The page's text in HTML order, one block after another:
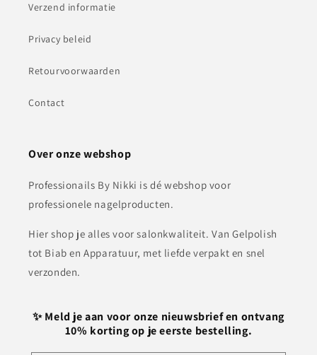
Verzend informatie
Privacy beleid
Retourvoorwaarden
Contact
Over onze webshop
Professionails By Nikki is dé webshop voor
professionele nagelproducten.
Hier shop je alles voor salonkwaliteit. Van Gelpolish
tot Biab en Apparatuur, met liefde verpakt en snel
verzonden.
✨ Meld je aan voor onze nieuwsbrief en ontvang
10% korting op je eerste bestelling.